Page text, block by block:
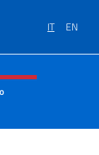
IT EN
menù